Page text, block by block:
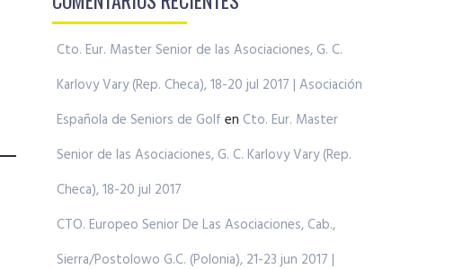
Cto. Eur. Master Senior de las Asociaciones, G. C.
Karlovy Vary (Rep. Checa), 18-20 jul 2017 | Asociación
Española de Seniors de Golf en Cto. Eur. Master
Senior de las Asociaciones, G. C. Karlovy Vary (Rep.
Checa), 18-20 jul 2017
CTO. Europeo Senior De Las Asociaciones, Cab.,
Sierra/Postolowo G.C. (Polonia), 21-23 jun 2017 |